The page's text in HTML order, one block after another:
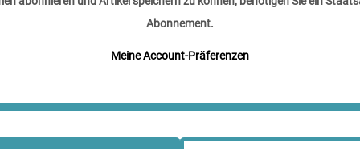
Abonnement.
Meine Account-Präferenzen